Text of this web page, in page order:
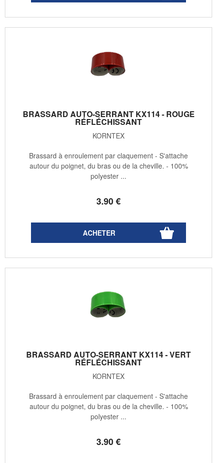
BRASSARD AUTO-SERRANT KX114 - ROUGE
RÉFLÉCHISSANT
KORNTEX
3.90€
Brassard à enroulement par claquement - S'attache
autour du poignet, du bras ou de la cheville. - 100%
polyester ...
BRASSARD AUTO-SERRANT KX114 - VERT
RÉFLÉCHISSANT
KORNTEX
3.90€
Brassard à enroulement par claquement - S'attache
autour du poignet, du bras ou de la cheville. - 100%
polyester ...